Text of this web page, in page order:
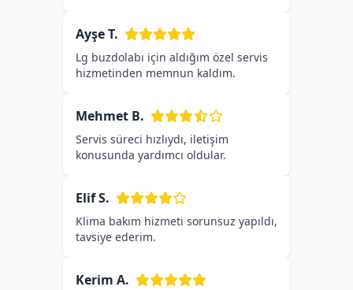
Ayşe T.
Lg buzdolabı için aldığım özel servis
hizmetinden memnun kaldım.
Mehmet B.
Servis süreci hızlıydı, iletişim
konusunda yardımcı oldular.
Elif S.
Klima bakım hizmeti sorunsuz yapıldı,
tavsiye ederim.
Kerim A.